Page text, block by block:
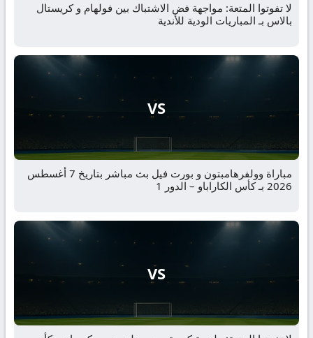
لا تفوتوا المتعة: مواجهة فض الاشتباك بين فولهام و كريستال
بالاس بـ المباريات الودية للأندية
VS
مباراة وولفرهامبتون و بورت فيل بث مباشر بتاريخ 7 أغسطس
2026 بـ كأس الكاراباو – الدور 1
VS